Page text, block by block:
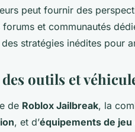
peut fournir des
et communautés
stratégies inédites pour
outils et
de Roblox Jailbreak, la
, et d’équipements de jeu